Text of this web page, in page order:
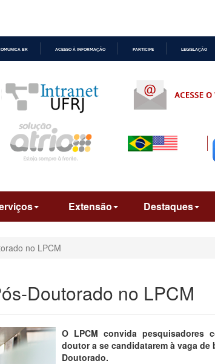
BR ACESSO À INFORMAÇÃO PARTICIPE LEGISLAÇÃO
Extensão Destaques
no LPCM
Doutorado no LPCM
O LPCM convida pesquisadores
doutor a se candidatarem à vaga de
Doutorado.